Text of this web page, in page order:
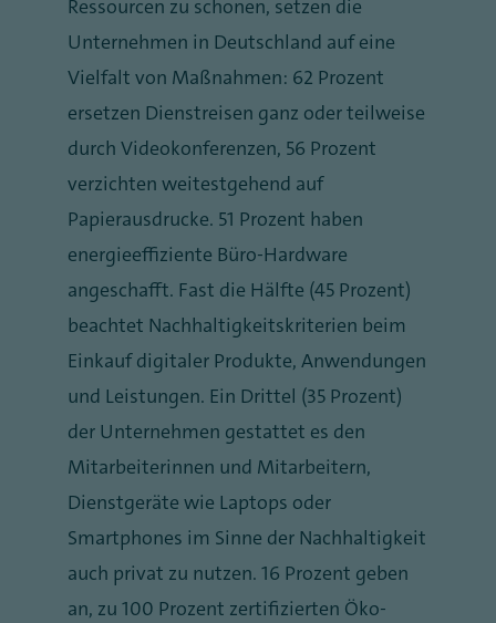
Ressourcen zu schonen, setzen die
Unternehmen in Deutschland auf eine
Vielfalt von Maßnahmen: 62 Prozent
ersetzen Dienstreisen ganz oder teilweise
durch Videokonferenzen, 56 Prozent
verzichten weitestgehend auf
Papierausdrucke. 51 Prozent haben
energieeffiziente Büro-Hardware
angeschafft. Fast die Hälfte (45 Prozent)
beachtet Nachhaltigkeitskriterien beim
Einkauf digitaler Produkte, Anwendungen
und Leistungen. Ein Drittel (35 Prozent)
der Unternehmen gestattet es den
Mitarbeiterinnen und Mitarbeitern,
Dienstgeräte wie Laptops oder
Smartphones im Sinne der Nachhaltigkeit
auch privat zu nutzen. 16 Prozent geben
an, zu 100 Prozent zertifizierten Öko-